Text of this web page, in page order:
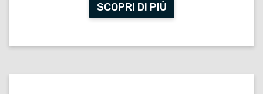
SCOPRI DI PIÙ